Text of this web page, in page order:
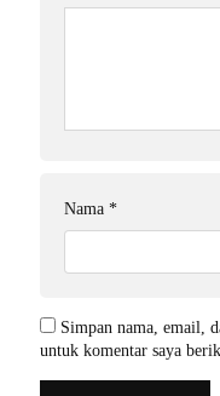
Nama *
Simpan nama, email,
untuk komentar saya